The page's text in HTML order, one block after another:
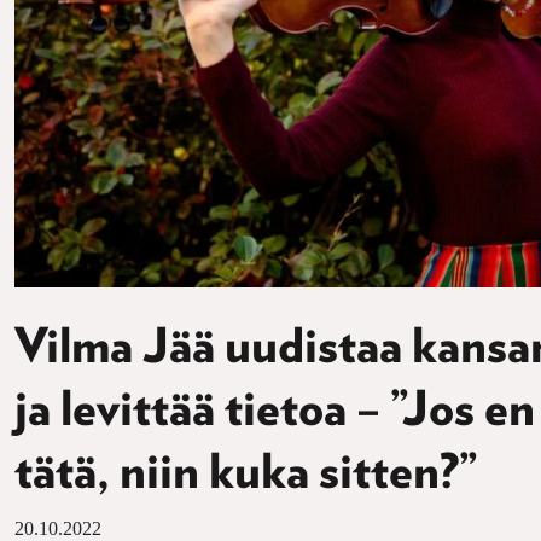
Vilma Jää uudistaa
ja levittää tietoa – ”Jos
tätä, niin kuka sitten?”
20.10.2022